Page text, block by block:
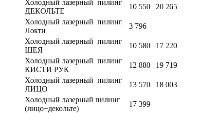
Холодный лазерный пилинг
ДЕКОЛЬТЕ
10 550
20 265
Холодный лазерный пилинг
Локти
3 796
Холодный лазерный пилинг
ШЕЯ
10 580
17 220
Холодный лазерный пилинг
КИСТИ РУК
12 880
19 719
Холодный лазерный пилинг
ЛИЦО
13 570
18 003
Холодный лазерный пилинг
(лицо+декольте)
17 399